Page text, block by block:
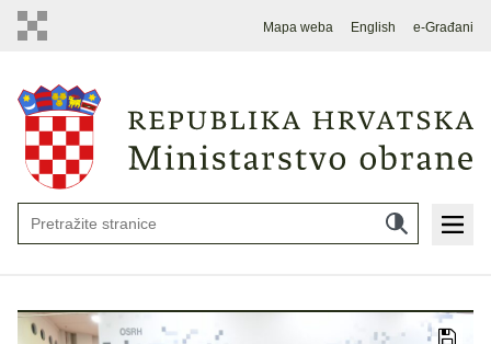
Mapa weba English e-Građani